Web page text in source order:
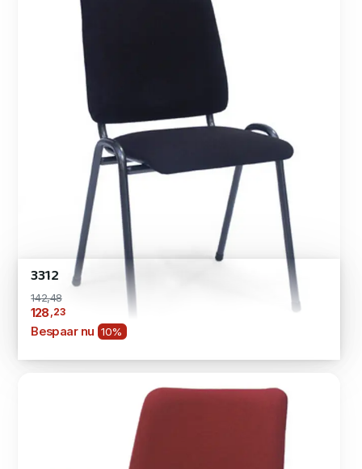
3312
142,48
128 ,23
Bespaar nu 10%